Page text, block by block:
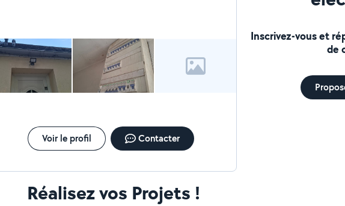
Voir le profil Contacter
Inscrivez-vous et
de
Réalisez vos Projets !